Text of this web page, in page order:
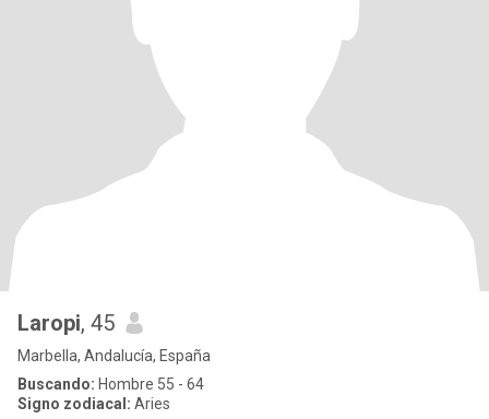
Laropi, 45
Marbella, Andalucía, España
Buscando: Hombre 55 - 64
Signo zodiacal: Aries